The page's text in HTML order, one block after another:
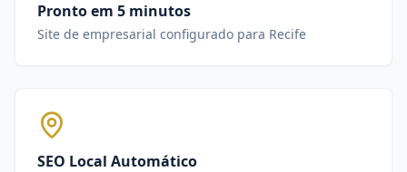
Pronto em 5 minutos
Site de empresarial configurado para Recife
SEO Local Automático